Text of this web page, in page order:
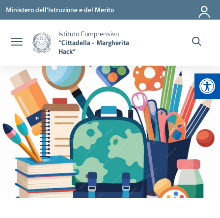
Vai ai contenuti
Vai al menu di navigazione
Vai al footer
Ministero dell'Istruzione e del Merito
Istituto Comprensivo
“Cittadella - Margherita
Hack”